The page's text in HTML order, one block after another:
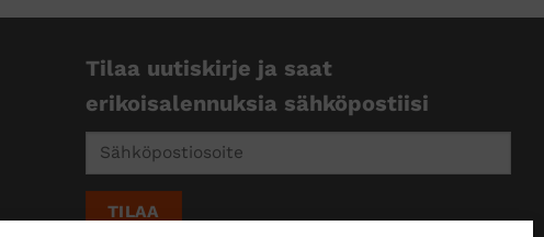
Tilaa uutiskirje ja saat
erikoisalennuksia sähköpostiisi